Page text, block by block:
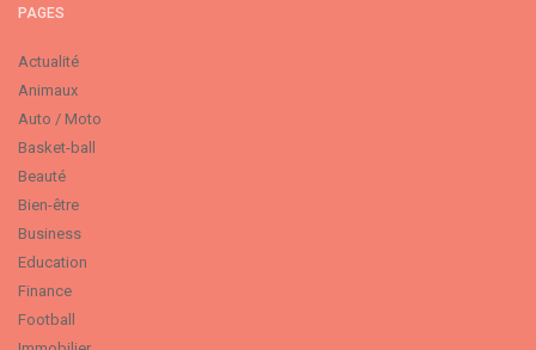
PAGES
Actualité
Animaux
Auto / Moto
Basket-ball
Beauté
Bien-être
Business
Education
Finance
Football